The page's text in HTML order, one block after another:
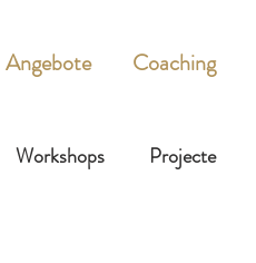
Angebote Coaching
Workshops Projecte